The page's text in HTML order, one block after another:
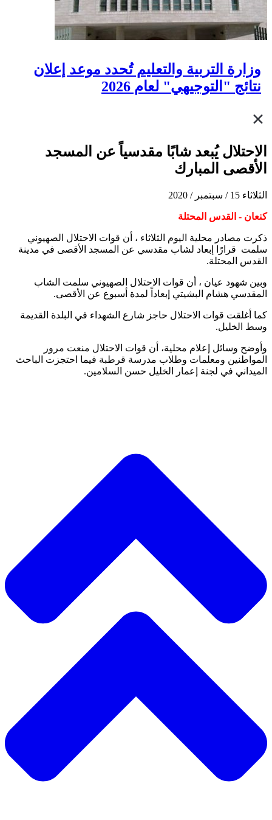
وزارة التربية والتعليم تُحدد موعد إعلان
نتائج "التوجيهي" لعام 2026
الاحتلال يُبعد شابًا مقدسياً عن المسجد
الأقصى المبارك
الثلاثاء 15 / سبتمبر / 2020
كنعان - القدس المحتلة
ذكرت مصادر محلية اليوم الثلاثاء ، أن قوات الاحتلال الصهيوني
سلمت قرارًا إبعاد لشاب مقدسي عن المسجد الأقصى في مدينة
القدس المحتلة.
وبين شهود عيان ، أن قوات الاحتلال الصهيوني سلمت الشاب
المقدسي هشام البشيتي إبعاداً لمدة أسبوع عن الأقصى.
كما أغلقت قوات الاحتلال حاجز شارع الشهداء في البلدة القديمة
وسط الخليل.
وأوضح وسائل إعلام محلية، أن قوات الاحتلال منعت مرور
المواطنين ومعلمات وطلاب مدرسة قرطبة فيما احتجزت الباحث
الميداني في لجنة إعمار الخليل حسن السلامين.